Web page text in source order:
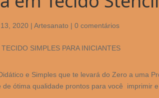
2020 |Artesanato |0 comentários
e Simples que te levará do Zero a uma
de ótima qualidade prontos para você imprimir